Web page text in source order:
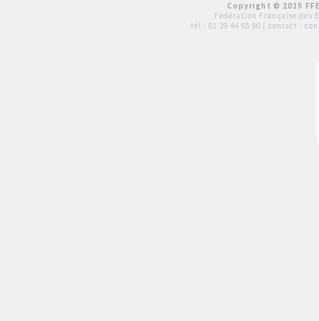
Copyright © 2015
Fédération Française des
tél : 01 39 44 65 80 | contact :